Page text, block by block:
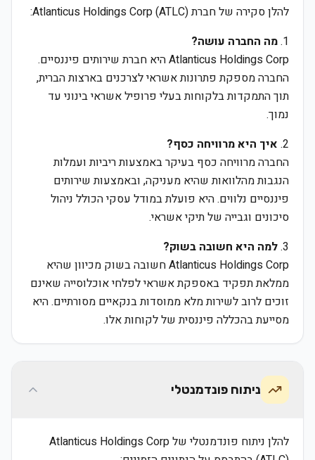
להלן סקירה של חברת Atlanticus Holdings Corp (ATLC):
1. מה החברה עושה?
Atlanticus Holdings Corp היא חברת שירותים פיננסיים.
החברה מספקת פתרונות אשראי לצרכנים בארצות הברית,
תוך התמקדות בלקוחות בעלי פרופיל אשראי בינוני עד
נמוך.
2. איך היא מרוויחה כסף?
החברה מרוויחה כסף בעיקר באמצעות ריביות ועמלות
הנגבות מהלוואות שהיא מעניקה, ובאמצעות שירותים
פיננסיים נלווים. היא פועלת במודל עסקי הכולל ניהול
סיכונים וגבייה של תיקי אשראי.
3. למה היא חשובה בשוק?
Atlanticus Holdings Corp חשובה בשוק מכיוון שהיא
ממלאת תפקיד באספקת אשראי לפלחי אוכלוסייה שאינם
זוכים לרוב לשירות מלא ממוסדות בנקאיים מסורתיים. היא
מסייעת בהכללה פיננסית של לקוחות אלו.
ניתוח פונדמנטלי
להלן ניתוח פונדמנטלי של Atlanticus Holdings Corp